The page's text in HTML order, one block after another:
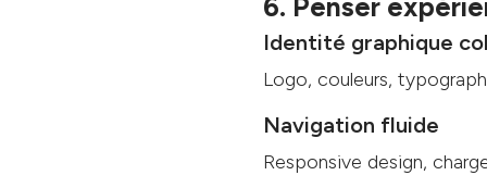
Identité graphique
Logo, couleurs,
Navigation fluide
Responsive design,